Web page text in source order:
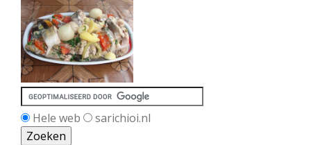
Hele web sarichioi.nl